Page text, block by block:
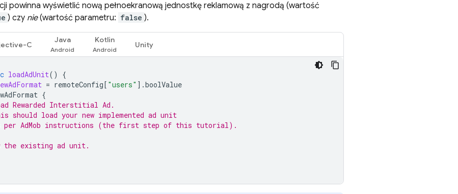
powinna wyświetlić nową pełnoekranową jednostkę reklamową z nagrodą (wartość
) czy nie(wartość parametru: false ).
C
Java Kotlin
Unity
loadAdUnit()
{
= remoteConfig[ "users" ].boolValue
{
Rewarded Interstitial Ad.
should load your new implemented ad unit
AdMob instructions (the first step of this tutorial).
the existing ad unit.